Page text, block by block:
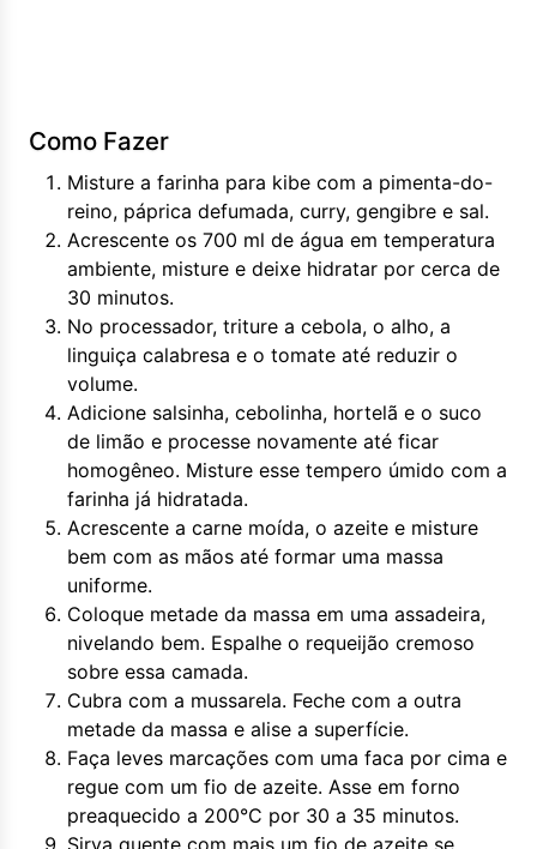
Como Fazer
Misture a farinha para kibe com a pimenta-do-
reino, páprica defumada, curry, gengibre e sal.
Acrescente os 700 ml de água em temperatura
ambiente, misture e deixe hidratar por cerca de
30 minutos.
No processador, triture a cebola, o alho, a
linguiça calabresa e o tomate até reduzir o
volume.
Adicione salsinha, cebolinha, hortelã e o suco
de limão e processe novamente até ficar
homogêneo. Misture esse tempero úmido com a
farinha já hidratada.
Acrescente a carne moída, o azeite e misture
bem com as mãos até formar uma massa
uniforme.
Coloque metade da massa em uma assadeira,
nivelando bem. Espalhe o requeijão cremoso
sobre essa camada.
Cubra com a mussarela. Feche com a outra
metade da massa e alise a superfície.
Faça leves marcações com uma faca por cima e
regue com um fio de azeite. Asse em forno
preaquecido a 200°C por 30 a 35 minutos.
Sirva quente com mais um fio de azeite se